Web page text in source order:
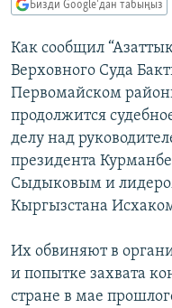
ЭКСПЕРТТЕР ТАЛДАЙТ
БИЗ ЖАНА ДҮЙНӨ
ЭЖЕ-СИҢДИЛЕР
АЗАТТЫК+
ЫҢГАЙСЫЗ СУРООЛОР
ӨЗГӨЧӨ ПИКИР
Русский
ОНЛАЙН ШЕРИНЕ
Бизди Google'дан табыңыз
Как сообщил
Верховного Суда
Первомайском
продолжится
делу над
президента
Сыдыковым и
Кыргызстана
Их обвиняют в
и попытке захвата
стране в мае